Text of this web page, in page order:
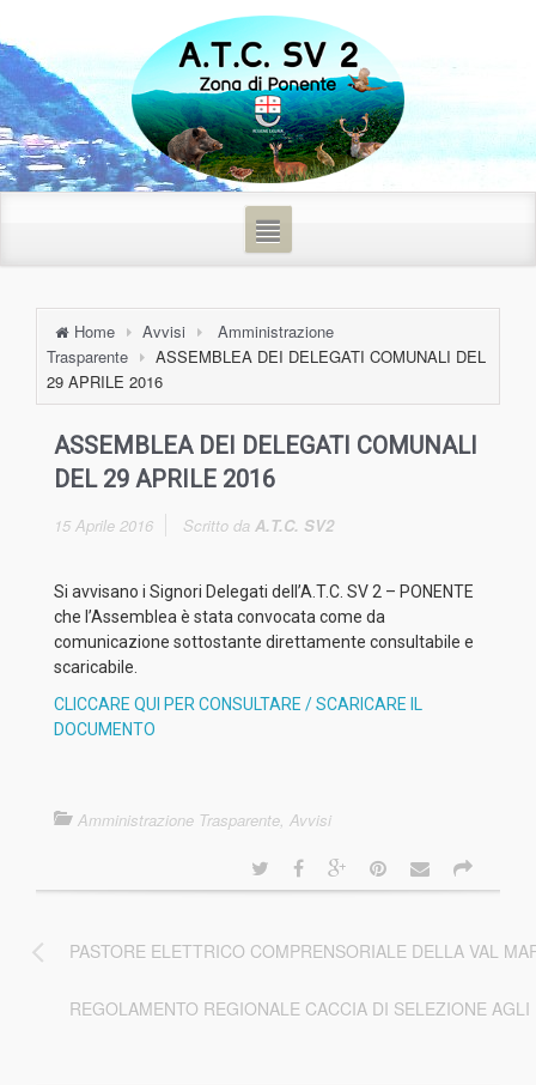
Home Avvisi
Amministrazione
Trasparente
ASSEMBLEA DEI DELEGATI COMUNALI DEL
29 APRILE 2016
ASSEMBLEA DEI DELEGATI COMUNALI
DEL 29 APRILE 2016
15 Aprile 2016 Scritto da A.T.C. SV2
Si avvisano i Signori Delegati dell’A.T.C. SV 2 – PONENTE
che l’Assemblea è stata convocata come da
comunicazione sottostante direttamente consultabile e
scaricabile.
CLICCARE QUI PER CONSULTARE / SCARICARE IL
DOCUMENTO
Amministrazione Trasparente, Avvisi
PASTORE ELETTRICO COMPRENSORIALE DELLA VAL
REGOLAMENTO REGIONALE CACCIA DI SELEZIONE